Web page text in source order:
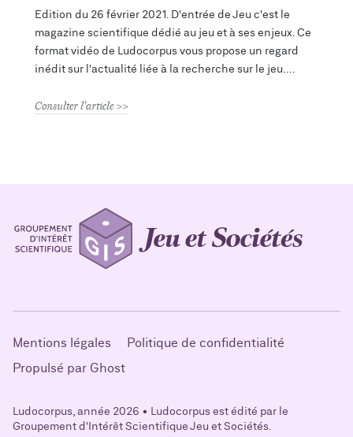
Edition du 26 février 2021. D'entrée de Jeu c'est le
magazine scientifique dédié au jeu et à ses enjeux. Ce
format vidéo de Ludocorpus vous propose un regard
inédit sur l'actualité liée à la recherche sur le jeu.
Consulter l'article
Mentions légales
Politique de confidentialité
Propulsé par Ghost
Ludocorpus, année 2026 • Ludocorpus est édité par le
Groupement d'Intérêt Scientifique Jeu et Sociétés.